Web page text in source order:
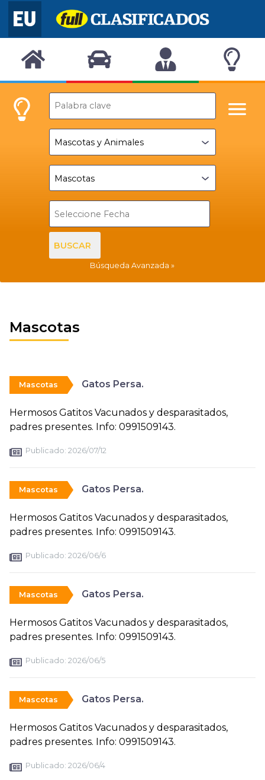
BUSCAR
Búsqueda Avanzada
Mascotas
Mascotas Gatos Persa.
Hermosos Gatitos Vacunados y desparasitados,
padres presentes. Info: 0991509143.
Publicado: 2026/07/12
Mascotas Gatos Persa.
Hermosos Gatitos Vacunados y desparasitados,
padres presentes. Info: 0991509143.
Publicado: 2026/06/6
Mascotas Gatos Persa.
Hermosos Gatitos Vacunados y desparasitados,
padres presentes. Info: 0991509143.
Publicado: 2026/06/5
Mascotas Gatos Persa.
Hermosos Gatitos Vacunados y desparasitados,
padres presentes. Info: 0991509143.
Publicado: 2026/06/4